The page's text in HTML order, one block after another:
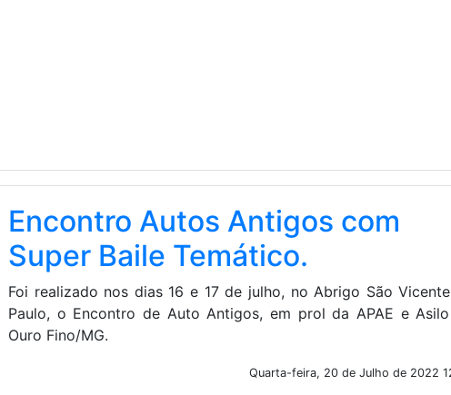
Encontro Autos Antigos com
Super Baile Temático.
Foi realizado nos dias 16 e 17 de julho, no Abrigo São
Paulo, o Encontro de Auto Antigos, em prol da APAE e
Ouro Fino/MG.
Quarta-feira, 20 de Julho de 2022